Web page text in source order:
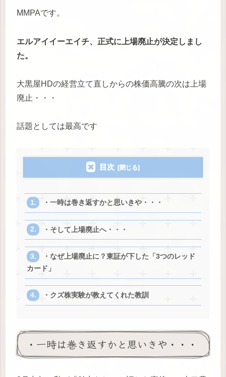
MMPAです。
エルアイイーエイチ、正式に上場廃止が決定しまし
た。
大黒屋HDの経営立て直しからの株価高騰の次は上場
廃止・・・
話題としては最高です
目次
・一時は巻き返すかと思いきや・・・
・そして上場廃止へ・・・
・なぜ上場廃止に？東証が下した「3つのレッド
カード」
・クズ株実験が教えてくれた教訓
・一時は巻き返すかと思いきや・・・